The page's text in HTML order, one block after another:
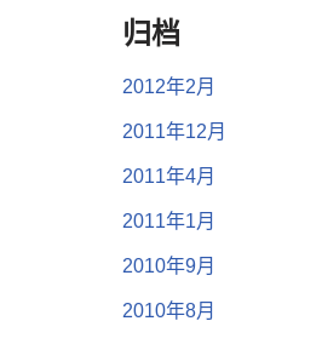
归档
2012年2月
2011年12月
2011年4月
2011年1月
2010年9月
2010年8月